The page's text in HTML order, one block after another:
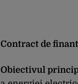
Contract de
Obiectivul